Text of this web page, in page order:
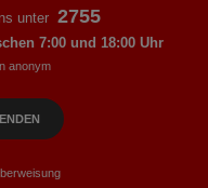
unter 2755
7:00 und 18:00 Uhr
anonym